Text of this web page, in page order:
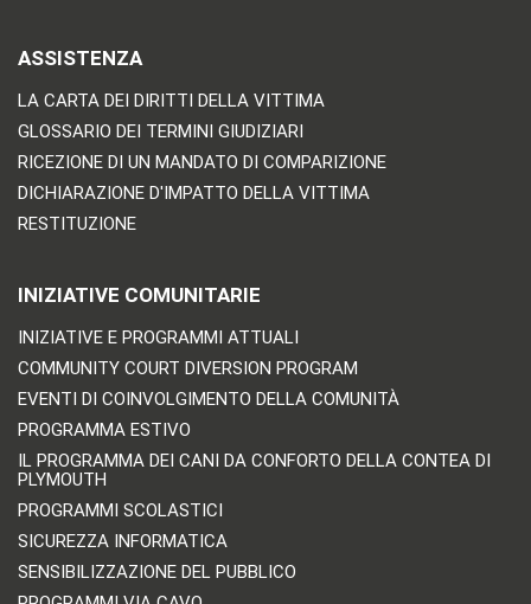
ASSISTENZA
LA CARTA DEI DIRITTI DELLA VITTIMA
GLOSSARIO DEI TERMINI GIUDIZIARI
RICEZIONE DI UN MANDATO DI COMPARIZIONE
DICHIARAZIONE D'IMPATTO DELLA VITTIMA
RESTITUZIONE
INIZIATIVE COMUNITARIE
INIZIATIVE E PROGRAMMI ATTUALI
COMMUNITY COURT DIVERSION PROGRAM
EVENTI DI COINVOLGIMENTO DELLA COMUNITÀ
PROGRAMMA ESTIVO
IL PROGRAMMA DEI CANI DA CONFORTO DELLA CONTEA DI
PLYMOUTH
PROGRAMMI SCOLASTICI
SICUREZZA INFORMATICA
SENSIBILIZZAZIONE DEL PUBBLICO